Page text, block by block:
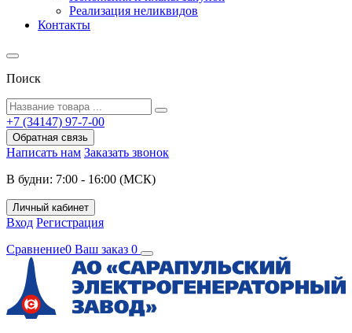
Реализация неликвидов
Контакты
Поиск
+7 (34147) 97-7-00
Обратная связь
Написать нам Заказать звонок
В будни: 7:00 - 16:00 (МСК)
Личный кабинет
Вход Регистрация
Сравнение0 Ваш заказ 0